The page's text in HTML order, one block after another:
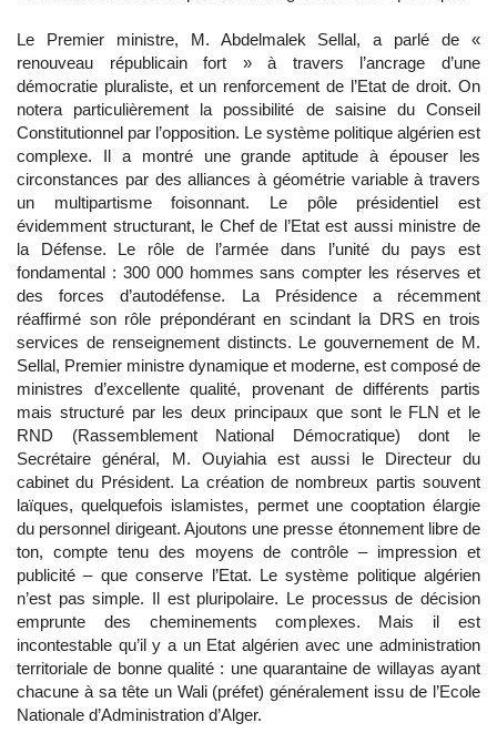
Le Premier ministre, M. Abdelmalek Sellal, a parlé de «
renouveau républicain fort » à travers l’ancrage d’une
démocratie pluraliste, et un renforcement de l’Etat de droit. On
notera particulièrement la possibilité de saisine du Conseil
Constitutionnel par l’opposition. Le système politique algérien est
complexe. Il a montré une grande aptitude à épouser les
circonstances par des alliances à géométrie variable à travers
un multipartisme foisonnant. Le pôle présidentiel est
évidemment structurant, le Chef de l’Etat est aussi ministre de
la Défense. Le rôle de l’armée dans l’unité du pays est
fondamental : 300 000 hommes sans compter les réserves et
des forces d’autodéfense. La Présidence a récemment
réaffirmé son rôle prépondérant en scindant la DRS en trois
services de renseignement distincts. Le gouvernement de M.
Sellal, Premier ministre dynamique et moderne, est composé de
ministres d’excellente qualité, provenant de différents partis
mais structuré par les deux principaux que sont le FLN et le
RND (Rassemblement National Démocratique) dont le
Secrétaire général, M. Ouyiahia est aussi le Directeur du
cabinet du Président. La création de nombreux partis souvent
laïques, quelquefois islamistes, permet une cooptation élargie
du personnel dirigeant. Ajoutons une presse étonnement libre de
ton, compte tenu des moyens de contrôle – impression et
publicité – que conserve l’Etat. Le système politique algérien
n’est pas simple. Il est pluripolaire. Le processus de décision
emprunte des cheminements complexes. Mais il est
incontestable qu’il y a un Etat algérien avec une administration
territoriale de bonne qualité : une quarantaine de willayas ayant
chacune à sa tête un Wali (préfet) généralement issu de l’Ecole
Nationale d’Administration d’Alger.